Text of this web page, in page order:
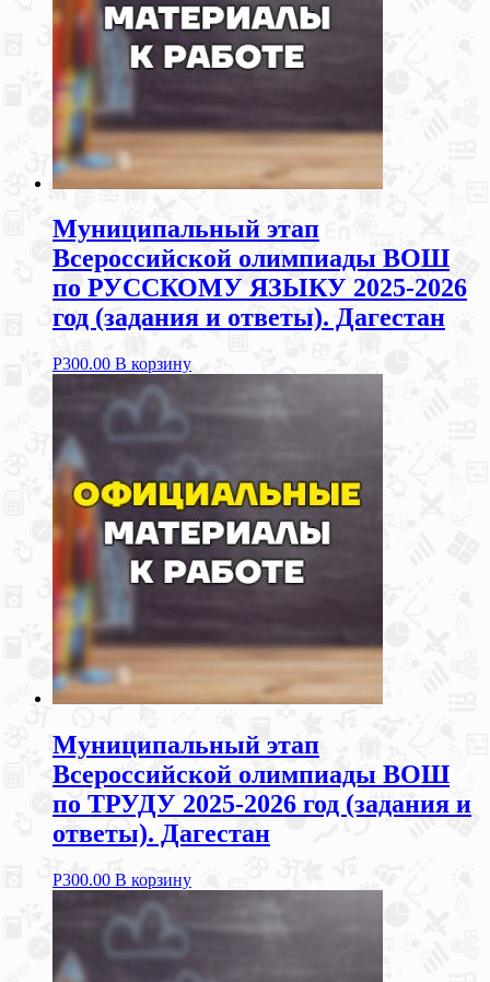
Муниципальный этап
Всероссийской олимпиады ВОШ
по РУССКОМУ ЯЗЫКУ 2025-2026
год (задания и ответы). Дагестан
Р300.00 В корзину
Муниципальный этап
Всероссийской олимпиады ВОШ
по ТРУДУ 2025-2026 год (задания и
ответы). Дагестан
Р300.00 В корзину